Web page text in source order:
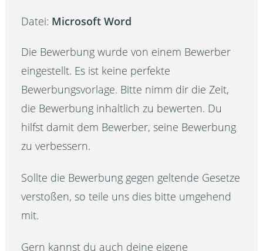
Datei: Microsoft Word
Die Bewerbung wurde von einem Bewerber
eingestellt. Es ist keine perfekte
Bewerbungsvorlage. Bitte nimm dir die Zeit,
die Bewerbung inhaltlich zu bewerten. Du
hilfst damit dem Bewerber, seine Bewerbung
zu verbessern.
Sollte die Bewerbung gegen geltende Gesetze
verstoßen, so teile uns dies bitte umgehend
mit.
Gern kannst du auch deine eigene